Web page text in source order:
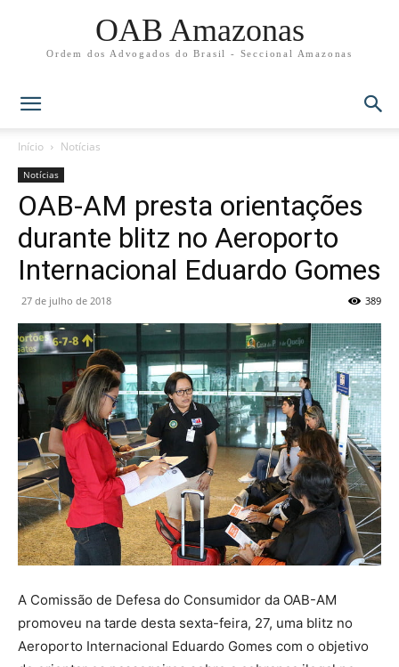
OAB Amazonas
Ordem dos Advogados do Brasil - Seccional Amazonas
Início Notícias
Notícias
OAB-AM presta orientações
durante blitz no Aeroporto
Internacional Eduardo Gomes
27 de julho de 2018 389
A Comissão de Defesa do Consumidor da OAB-AM
promoveu na tarde desta sexta-feira, 27, uma blitz no
Aeroporto Internacional Eduardo Gomes com o objetivo